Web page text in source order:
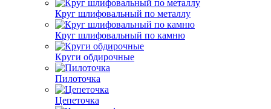
Круг шлифовальный по металлу
Круг шлифовальный по камню
Круги обдирочные
Пилоточка
Цепеточка